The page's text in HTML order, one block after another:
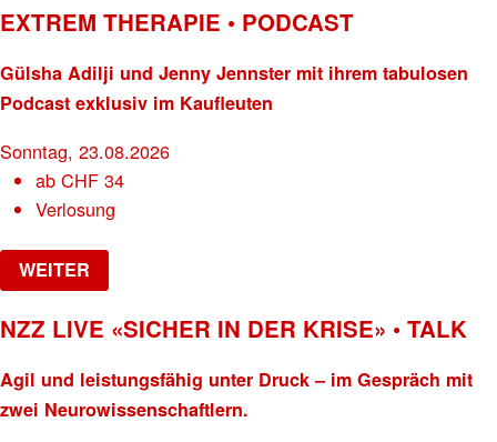
EXTREM THERAPIE • PODCAST
Gülsha Adilji und Jenny Jennster mit ihrem tabulosen
Podcast exklusiv im Kaufleuten
Sonntag, 23.08.2026
abCHF 34
Verlosung
WEITER
NZZ LIVE «SICHER IN DER KRISE» • TALK
Agil und leistungsfähig unter Druck – im Gespräch mit
zwei Neurowissenschaftlern.